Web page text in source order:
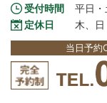
受付時間
平日
定休日
木、
当日予約